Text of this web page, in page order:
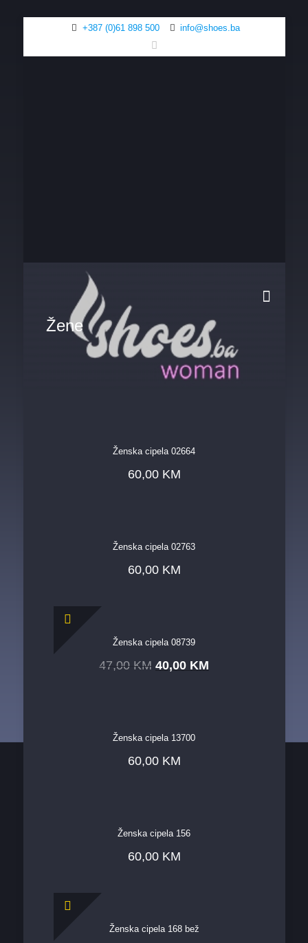
+387 (0)61 898 500 info@shoes.ba
Žene
Ženska cipela 02664
60,00 KM
Ženska cipela 02763
60,00 KM
Ženska cipela 08739
47,00 KM 40,00 KM
Ženska cipela 13700
60,00 KM
Ženska cipela 156
60,00 KM
Ženska cipela 168 bež